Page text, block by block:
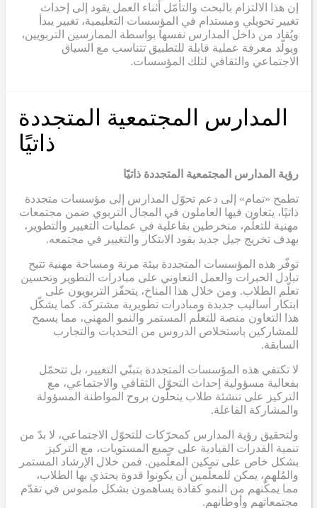
إن هذا الالتزام بالبحث والتأمّل أثناء العمل يقود إلى إحداث
تغيير تحويلي ومستدام في المؤسسات التعليمية، تغيير يبدأ
ويُقاد من داخل المدارس نفسها بواسطة الممارسين التربويين،
ويولّد معرفة عملية قابلة للتطبيق تتناسب مع السياق
الاجتماعي والثقافي لتلك المؤسسات.
المدارس المجتمعية المتجددة
ذاتيًا
رؤية المدارس المجتمعية المتجددة ذاتيًا
تطمح «تمام» إلى دعم تحوّل المدارس إلى مؤسسات متجددة
ذاتيًا، يتعاون فيها العاملون في المجال التربوي ضمن مجتمعات
مهنية للتعلّم، منخرطين بفاعلية في عمليات التغيير والتطوير،
بهدف تخريج جيل جديد يقود الابتكار والتغيير في مجتمعه.
توفّر هذه المؤسسات المتجددة بيئة مرنة ومساحة مهنية تتيح
تبادل الخبرات والعمل التعاوني على مبادرات التطوير وتحسين
تعلّم الطلاب. ومن خلال هذا المناخ، يتحفّز التربويون على
ابتكار أساليب جديدة ومبادرات تطويرية مشتركة. كما يشكّل
هذا التعاون منصة للتعلّم المستمر والنمو المهني، مما يسمح
للمشاركين باستخلاص الدروس من التحديات والتجارب
السابقة.
لا تكتفي هذه المؤسسات المتجددة بتبنّي التغيير، بل تتحمّل
بفعالية مسؤولية إحداث التحوّل الثقافي والاجتماعي، مع
التركيز على تنشئة طلاب يتحلّون بروح المواطنة المسؤولة
والمشاركة الفاعلة.
ولتحقيق رؤية المدارس كمحرّكات للتحوّل الاجتماعي، لا بدّ من
تنمية القدرات القيادية على جميع المستويات، مع التركيز
بشكل خاص على تمكين المعلّمين. فمن خلال الإرشاد المستمر
والمُلهم، يمكن للمعلّمين أن يكونوا قدوة يحتذي بها الطلاب،
مما يمكّنهم من النمو كقادة يساهمون بشكل ملموس في تقدّم
مجتمعاتهم وأوطانهم.